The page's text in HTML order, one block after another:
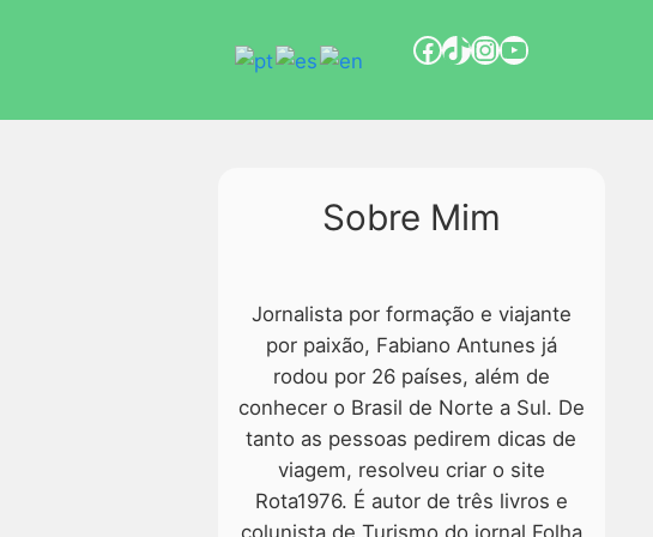
Sobre Mim
Jornalista por formação e viajante
por paixão, Fabiano Antunes já
rodou por 26 países, além de
conhecer o Brasil de Norte a Sul. De
tanto as pessoas pedirem dicas de
viagem, resolveu criar o site
Rota1976. É autor de três livros e
colunista de Turismo do jornal Folha